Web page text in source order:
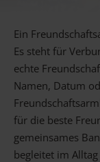
Anlass
FAQ Häufig
Schneller
Ein
Es steht für
echte
Namen, Datum
für die beste
gemeinsames
begleitet im